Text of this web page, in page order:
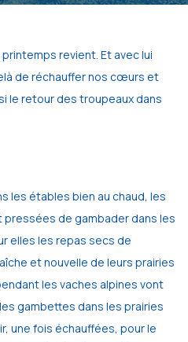
revient. Et avec lui
de réchauffer nos cœurs et
le retour des troupeaux dans
les étables bien au chaud, les
de gambader dans les
elles les repas secs de
et nouvelle de leurs prairies
les vaches alpines vont
gambettes dans les prairies
une fois échauffées, pour le